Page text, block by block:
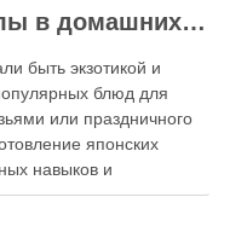
Как приготовить роллы в домашних условиях?
быть экзотикой и
блюд для
или праздничного
японских
навыков и
на практике сделать